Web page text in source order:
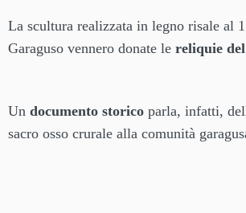
La scultura realizzata in legno risale al
Garaguso vennero donate le reliquie
Un documento storico parla, infatti,
sacro osso crurale alla comunità